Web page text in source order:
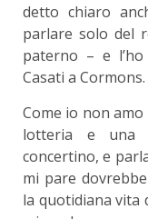
detto chiaro
parlare solo del
paterno – e
Casati a Cormons.
Come io non
lotteria e una
concertino, e
mi pare
la quotidiana vita